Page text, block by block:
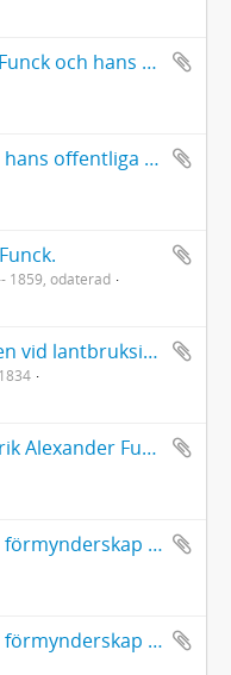
Teckningar av Gustaf Johan Funck och hans hustru Caroline Ehrenborg
Handlingar härrörande från hans offentliga verksamhet: handlingar rörande Göta kanal. [Fredrik Alexander Funck var direktör för Östra distriktet 1863-1874.]
1859, odaterad
Anteckningar från studietiden vid lantbruksinstitutet i Möglin i Preussen.
Handlingar rörande av Fredrik Alexander Funck omhänderhavda förmyndarskap: Svante Banér, Caroline Funck, Gustaf Otto Funck, August, Wilhelm och Emilie Thollander, Ella Nejdel, Hedda Gustafva von Yhlen
Papper rörande F. A. Funcks förmynderskap för Svante Banér
Papper rörande F. A. Funcks förmynderskap för August Thollander (1841-1930)